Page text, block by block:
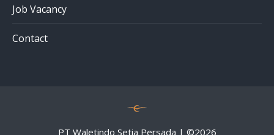
Job Vacancy
Contact
PT Waletindo Setia Persada | ©2026